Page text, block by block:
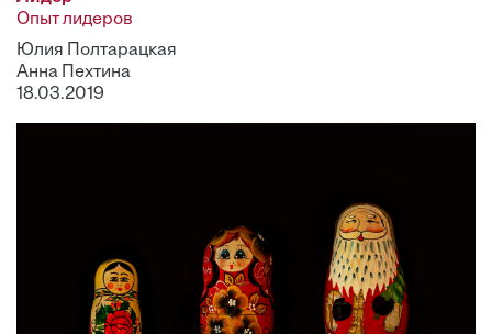
Опыт лидеров
Юлия Полтарацкая
Анна Пехтина
18.03.2019